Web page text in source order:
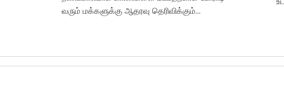
வரும் மக்களுக்கு ஆதரவு தெரிவிக்கும்...